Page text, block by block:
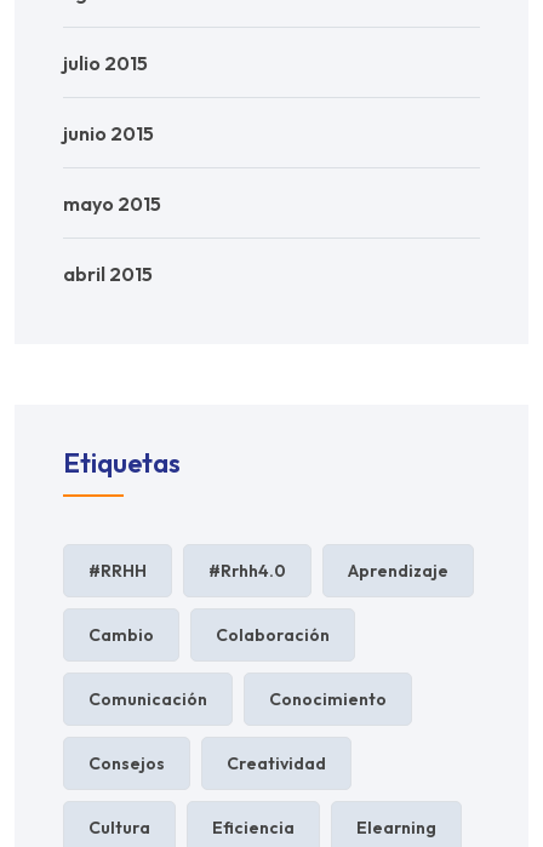
julio 2015
junio 2015
mayo 2015
abril 2015
Etiquetas
#RRHH #rrhh4.0 Aprendizaje
Cambio Colaboración
Comunicación Conocimiento
Consejos Creatividad
Cultura Eficiencia Elearning